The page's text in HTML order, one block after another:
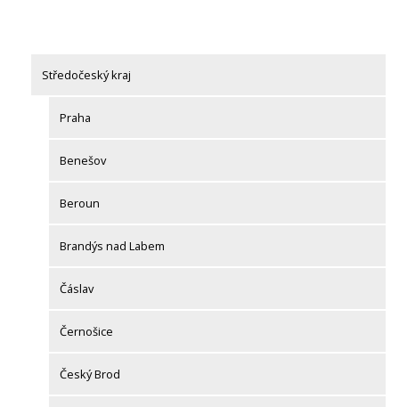
Středočeský kraj
Praha
Benešov
Beroun
Brandýs nad Labem
Čáslav
Černošice
Český Brod